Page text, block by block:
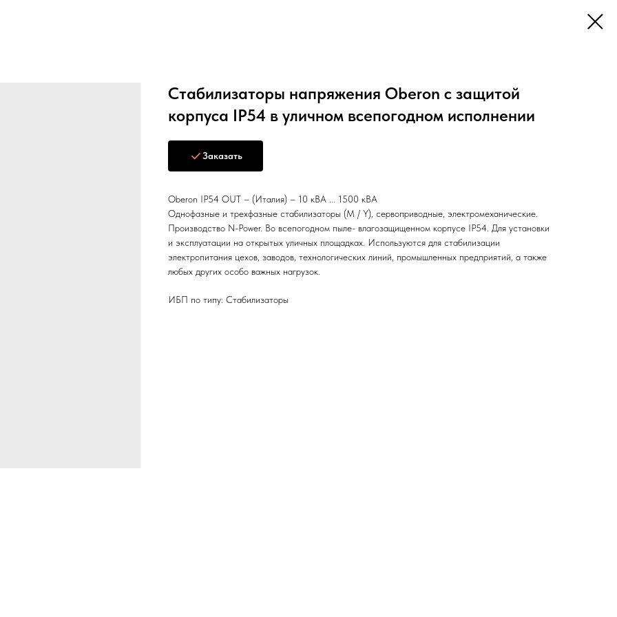
Стабилизаторы напряжения Oberon с защитой
корпуса IP54 в уличном всепогодном исполнении
Заказать
Oberon IP54 OUT – (Италия) – 10 кВА ... 1500 кВА
Однофазные и трехфазные стабилизаторы (M / Y), сервоприводные, электромеханические.
Производство N-Power. Во всепогодном пыле- влагозащищенном корпусе IP54. Для установки
и эксплуатации на открытых уличных площадках. Используются для стабилизации
электропитания цехов, заводов, технологическиx линий, промышленных предприятий, а также
любых других особо важных нагрузок.
ИБП по типу: Стабилизаторы